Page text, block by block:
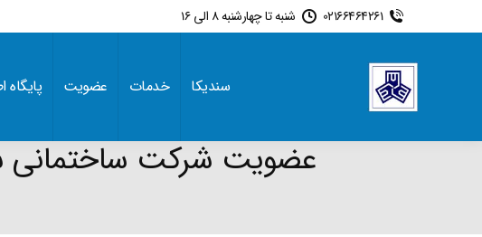
02166464261 شنبه تا چهارشنبه 8 الی 16
سندیکا خدمات عضویت پایگاه
عضویت شرکت ساختمانی